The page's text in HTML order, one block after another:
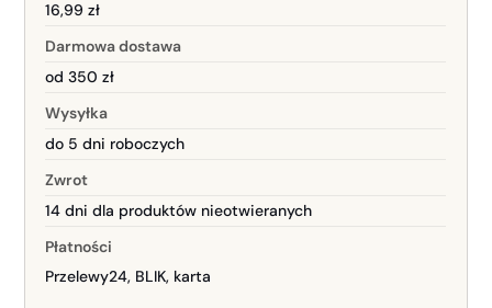
16,99 zł
Darmowa dostawa
od 350 zł
Wysyłka
do 5 dni roboczych
Zwrot
14 dni dla produktów nieotwieranych
Płatności
Przelewy24, BLIK, karta